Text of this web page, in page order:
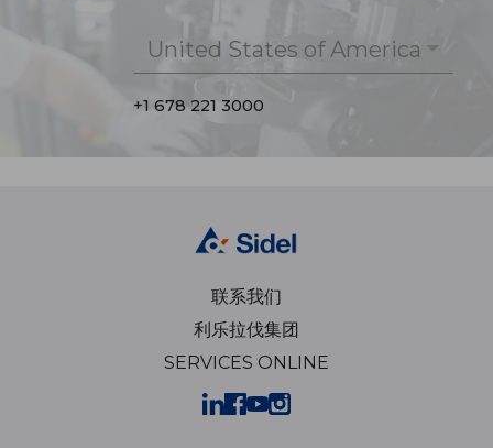
United States of America
+1 678 221 3000
联系我们
利乐拉伐集团
SERVICES ONLINE